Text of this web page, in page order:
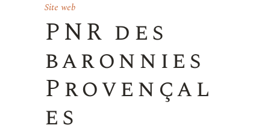
Site web
PNR des
baronnies
Provençal
es